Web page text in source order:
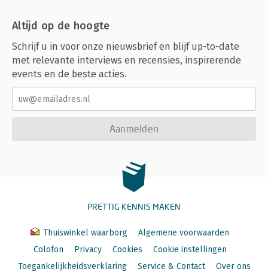
Altijd op de hoogte
Schrijf u in voor onze nieuwsbrief en blijf up-to-date
met relevante interviews en recensies, inspirerende
events en de beste acties.
Aanmelden
PRETTIG KENNIS MAKEN
Thuiswinkel waarborg
Algemene voorwaarden
Colofon
Privacy Cookies
Cookie instellingen
Toegankelijkheidsverklaring
Service & Contact Over ons